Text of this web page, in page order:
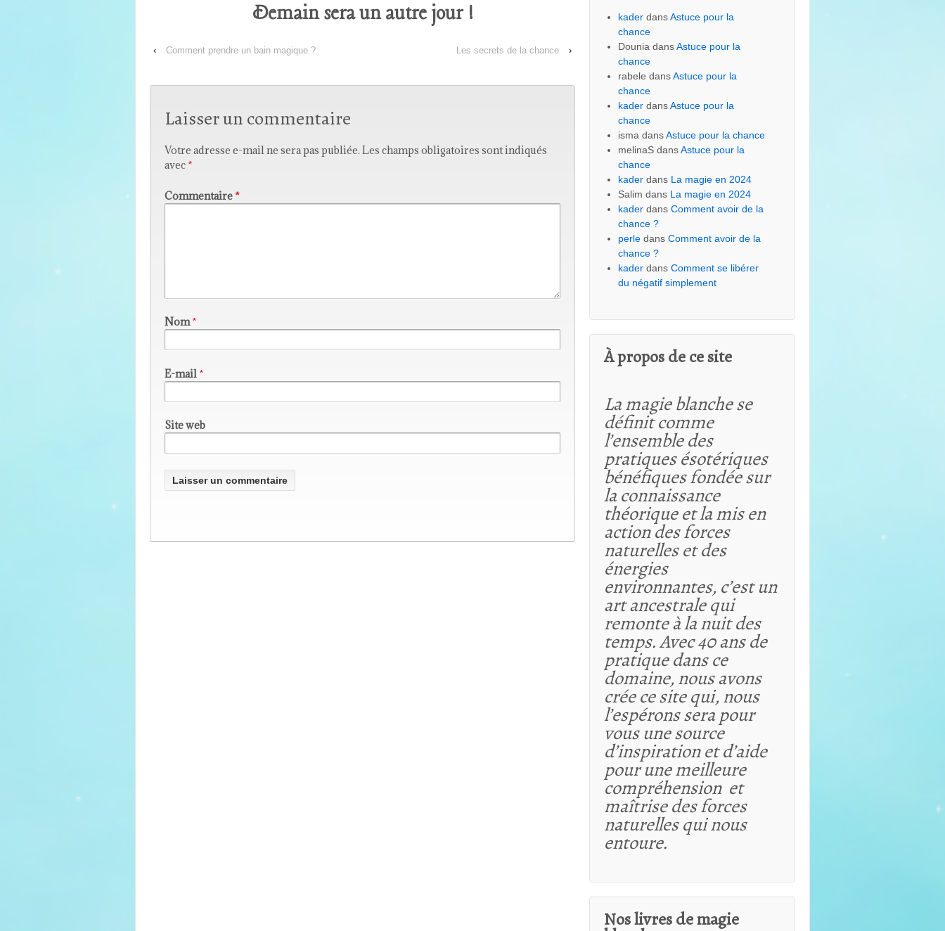
Demain sera un autre jour !
‹ Comment prendre un bain magique ? Les secrets de la chance ›
Laisser un commentaire
Votre adresse e-mail ne sera pas publiée. Les champs obligatoires sont indiqués
avec *
Commentaire*
Nom*
E-mail *
Site web
kader dansAstuce pour la
chance
Dounia dansAstuce pour la
chance
rabele dansAstuce pour la
chance
kader dansAstuce pour la
chance
isma dansAstuce pour la chance
melinaS dansAstuce pour la
chance
kader dans La magie en 2024
Salim dans La magie en 2024
kader dansComment avoir de la
chance ?
perle dansComment avoir de la
chance ?
kader dansComment se libérer
du négatif simplement
À propos de ce site
La magie blanche se
définit comme
l’ensemble des
pratiques ésotériques
bénéfiques fondée sur
la connaissance
théorique etla mis en
action des forces
naturelles et des
énergies
environnantes, c’est un
art ancestrale qui
remonte à la nuit des
temps. Avec 40 ans de
pratique dans ce
domaine, nous avons
crée ce site qui, nous
l’espérons sera pour
vous une source
d’inspiration et d’aide
pour une meilleure
compréhension et
maîtrise des forces
naturelles qui nous
entoure.
Nos livres de magie